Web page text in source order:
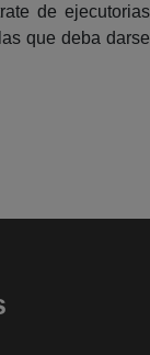
de ejecutorias
que deba darse